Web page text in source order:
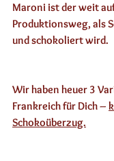
Maroni ist der weit
Produktionsweg, als
und schokoliert wird.
Wir haben heuer 3
Frankreich für Dich –
Schokoüberzug.